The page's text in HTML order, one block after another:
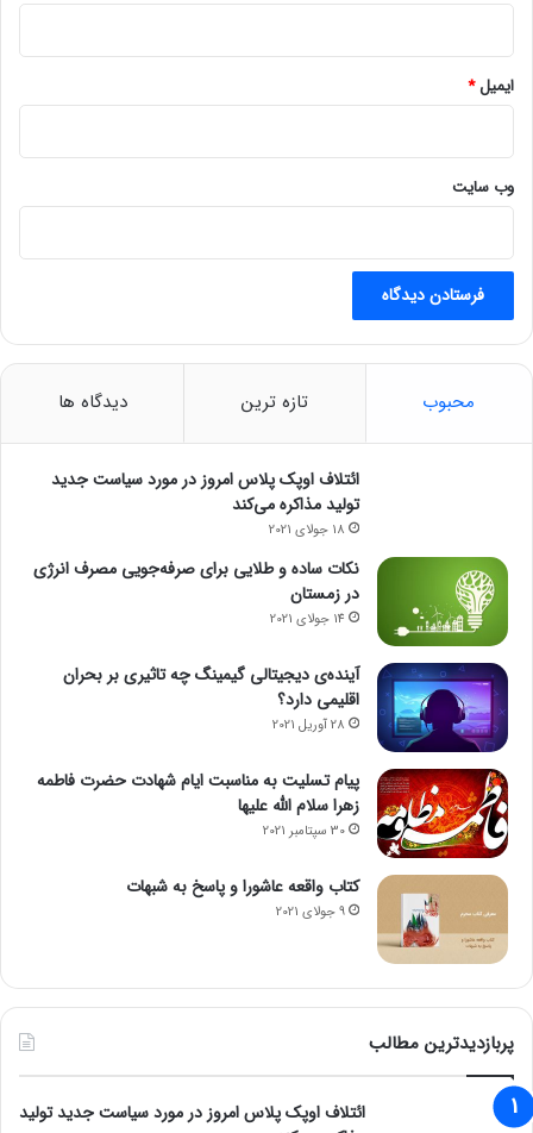
انتهای پیام
س
و
ج
ر
ت
ل
ق
م
گ
د
ایمیل*
وب‌ سایت
محبوب تازه ترین دیدگاه ها
ائتلاف اوپک پلاس امروز در مورد سیاست جدید
تولید مذاکره می‌کند
18 جولای 2021
نکات ساده و طلایی برای صرفه‌جویی مصرف انرژی
در زمستان
14 جولای 2021
آینده‌ی دیجیتالی گیمینگ چه تاثیری بر بحران
اقلیمی دارد؟
28 آوریل 2021
پیام تسلیت به مناسبت ایام شهادت حضرت فاطمه
زهرا سلام الله علیها
30 سپتامبر 2021
کتاب واقعه عاشورا و پاسخ به شبهات
9 جولای 2021
پربازدیدترین مطالب
ائتلاف اوپک پلاس امروز در مورد سیاست جدید تولید